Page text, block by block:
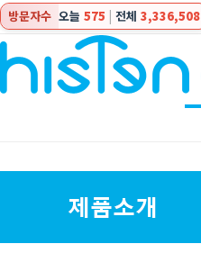
방문자수 오늘 575 | 전체 3,336,508